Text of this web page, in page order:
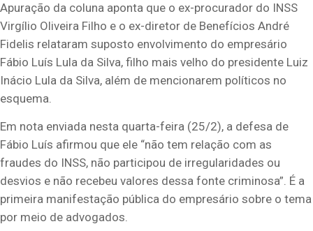
Apuração da coluna aponta que o ex-procurador do INSS
Virgílio Oliveira Filho e o ex-diretor de Benefícios André
Fidelis relataram suposto envolvimento do empresário
Fábio Luís Lula da Silva, filho mais velho do presidente Luiz
Inácio Lula da Silva, além de mencionarem políticos no
esquema.
Em nota enviada nesta quarta-feira (25/2), a defesa de
Fábio Luís afirmou que ele “não tem relação com as
fraudes do INSS, não participou de irregularidades ou
desvios e não recebeu valores dessa fonte criminosa”. É a
primeira manifestação pública do empresário sobre o tema
por meio de advogados.